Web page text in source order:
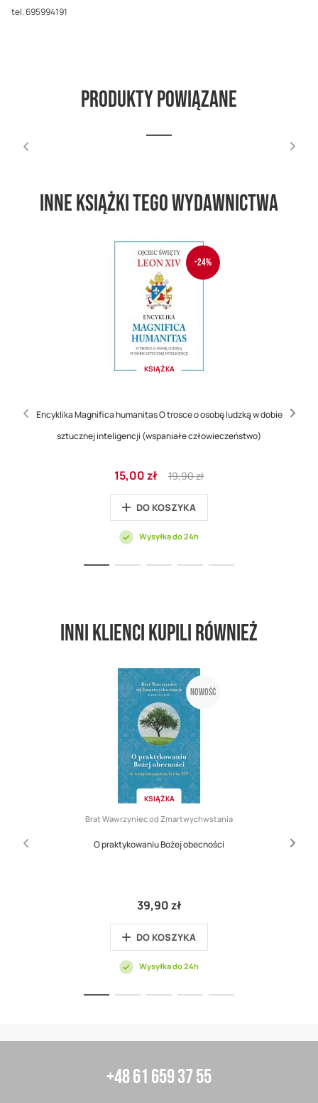
tel. 695994191
Produkty powiązane
Inne książki tego wydawnictwa
-24%
KSIĄŻKA
Encyklika Magnifica humanitas O trosce o osobę ludzką w dobie
sztucznej inteligencji (wspaniałe człowieczeństwo)
Cena
promocyjna
15,00 zł
Regular
Price
19,90 zł
DO KOSZYKA
Wysyłka do 24h
Inni klienci kupili również
Nowość
KSIĄŻKA
Brat Wawrzyniec od Zmartwychwstania
O praktykowaniu Bożej obecności
39,90 zł
DO KOSZYKA
Wysyłka do 24h
+48 61 659 37 55